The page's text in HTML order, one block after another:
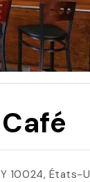
10024, États-